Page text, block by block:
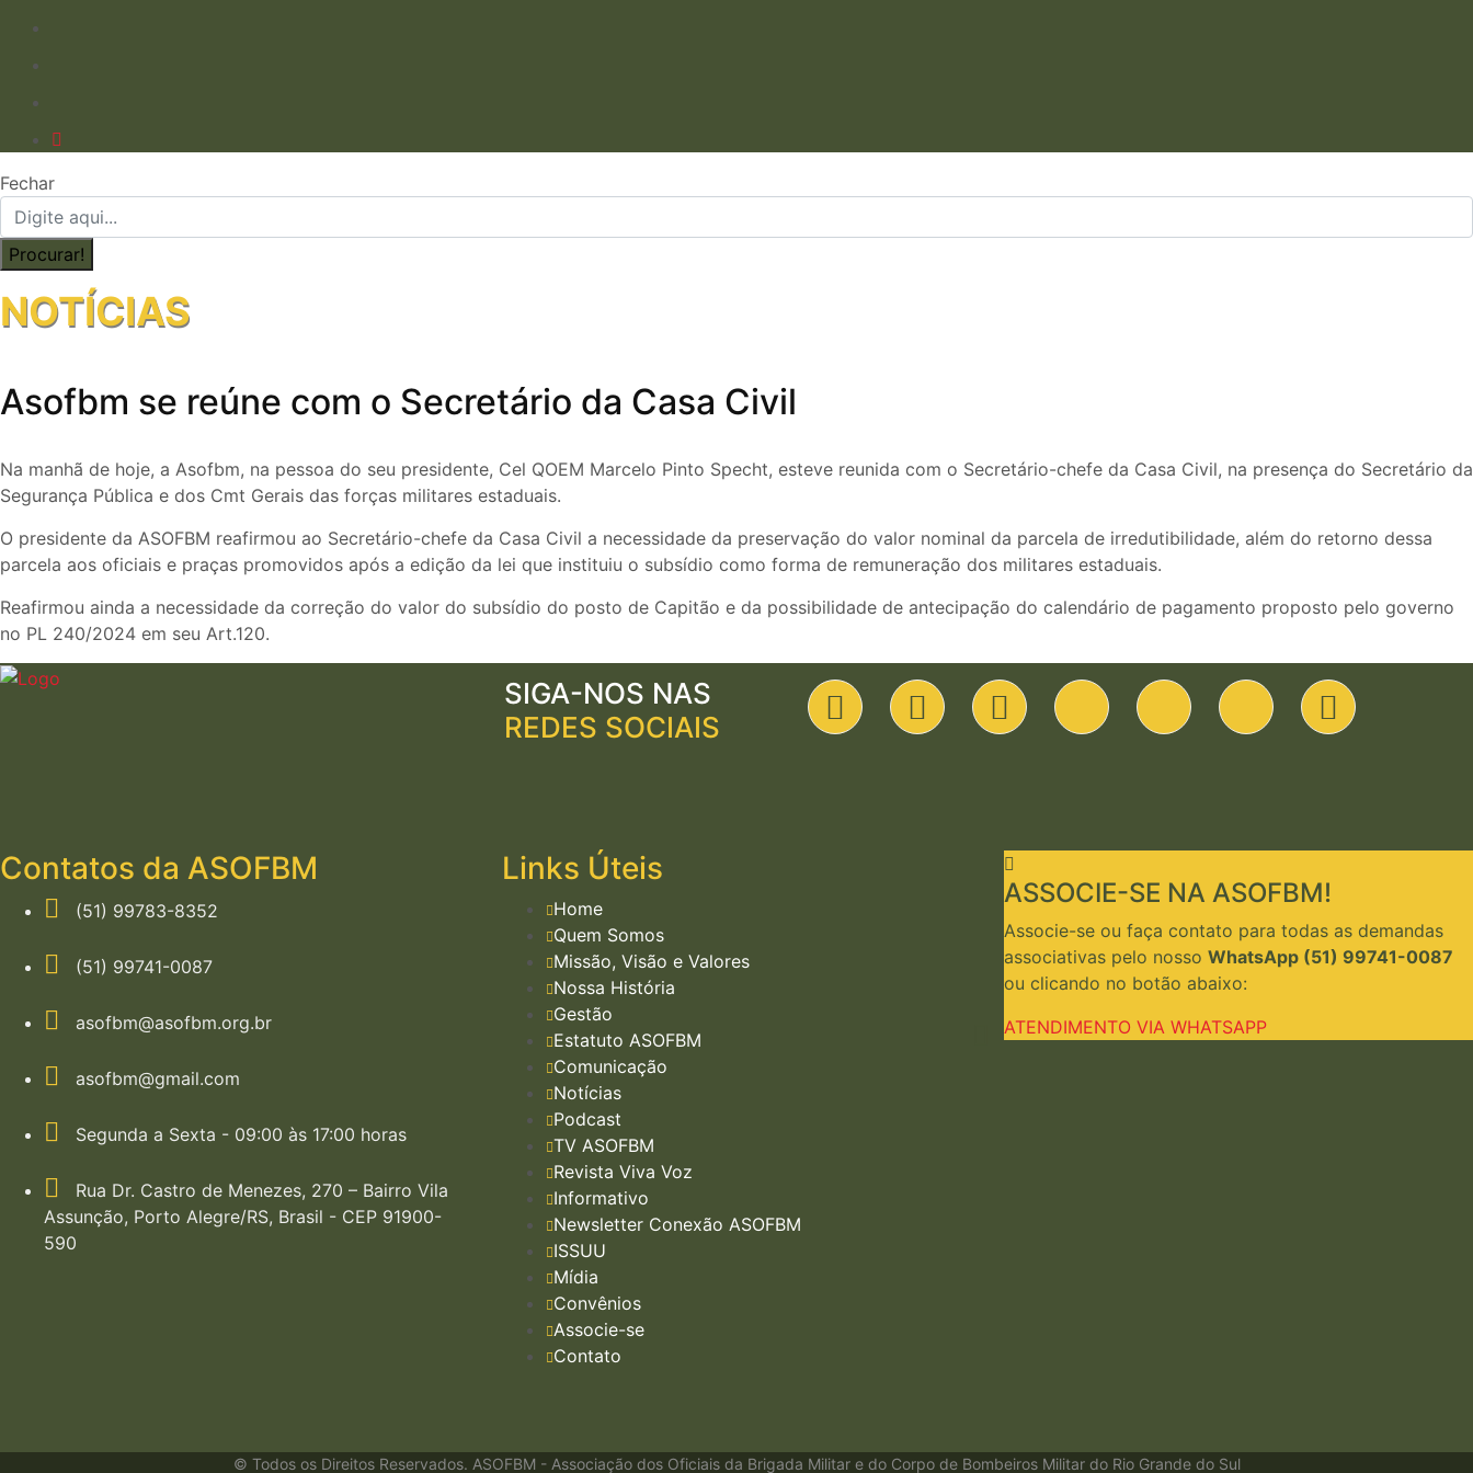
Fechar
NOTÍCIAS
Asofbm se reúne com o Secretário da Casa Civil
Na manhã de hoje, a Asofbm, na pessoa do seu presidente, Cel QOEM Marcelo Pinto Specht, esteve reunida com o Secretário-chefe da Casa Civil, na presença do Secretário da
Segurança Pública e dos Cmt Gerais das forças militares estaduais.
O presidente da ASOFBM reafirmou ao Secretário-chefe da Casa Civil a necessidade da preservação do valor nominal da parcela de irredutibilidade, além do retorno dessa
parcela aos oficiais e praças promovidos após a edição da lei que instituiu o subsídio como forma de remuneração dos militares estaduais.
Reafirmou ainda a necessidade da correção do valor do subsídio do posto de Capitão e da possibilidade de antecipação do calendário de pagamento proposto pelo governo
no PL 240/2024 em seu Art.120.
SIGA-NOS NAS
REDES SOCIAIS
Contatos da ASOFBM
(51) 99783-8352
(51) 99741-0087
asofbm@asofbm.org.br
asofbm@gmail.com
Segunda a Sexta - 09:00 às 17:00 horas
Rua Dr. Castro de Menezes, 270 – Bairro Vila
Assunção, Porto Alegre/RS, Brasil - CEP 91900-
590
Links Úteis
Home
Quem Somos
Missão, Visão e Valores
Nossa História
Gestão
Estatuto ASOFBM
Comunicação
Notícias
Podcast
TV ASOFBM
Revista Viva Voz
Informativo
Newsletter Conexão ASOFBM
ISSUU
Mídia
Convênios
Associe-se
Contato
ASSOCIE-SE NA ASOFBM!
Associe-se ou faça contato para todas as demandas
associativas pelo nosso WhatsApp (51) 99741-0087
ou clicando no botão abaixo:
ATENDIMENTO VIA WHATSAPP
© Todos os Direitos Reservados. ASOFBM - Associação dos Oficiais da Brigada Militar e do Corpo de Bombeiros Militar do Rio Grande do Sul